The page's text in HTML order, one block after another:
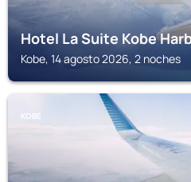
Hotel La Suite Kobe
Kobe, 14 agosto 2026, 2 noches
KOBE